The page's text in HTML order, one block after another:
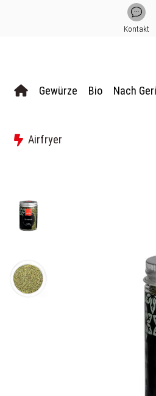
Kontakt
Gewürze Bio Nach
Airfryer